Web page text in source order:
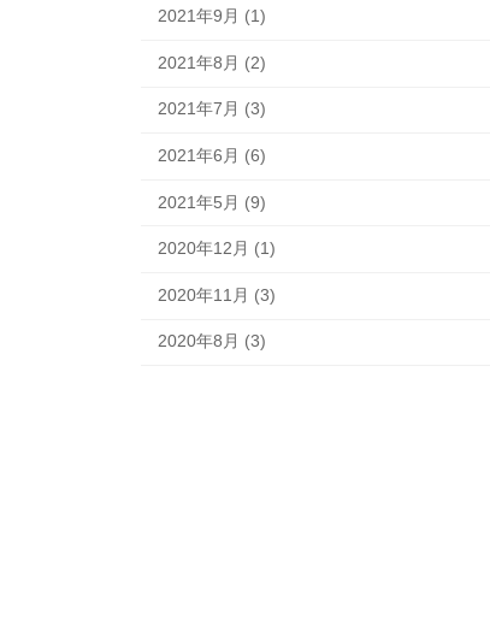
2021年9月 (1)
2021年8月 (2)
2021年7月 (3)
2021年6月 (6)
2021年5月 (9)
2020年12月 (1)
2020年11月 (3)
2020年8月 (3)